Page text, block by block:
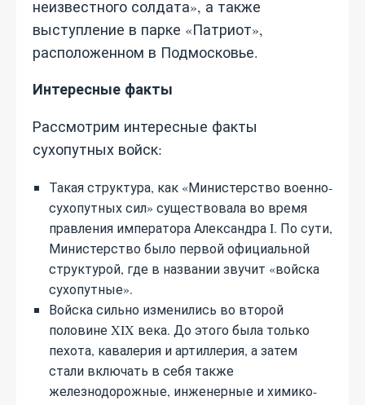
неизвестного солдата», а также
выступление в парке «Патриот»,
расположенном в Подмосковье.
Интересные факты
Рассмотрим интересные факты
сухопутных войск:
Такая структура, как «Министерство военно-
сухопутных сил» существовала во время
правления императора Александра I. По сути,
Министерство было первой официальной
структурой, где в названии звучит «войска
сухопутные».
Войска сильно изменились во второй
половине XIX века. До этого была только
пехота, кавалерия и артиллерия, а затем
стали включать в себя также
железнодорожные, инженерные и химико-